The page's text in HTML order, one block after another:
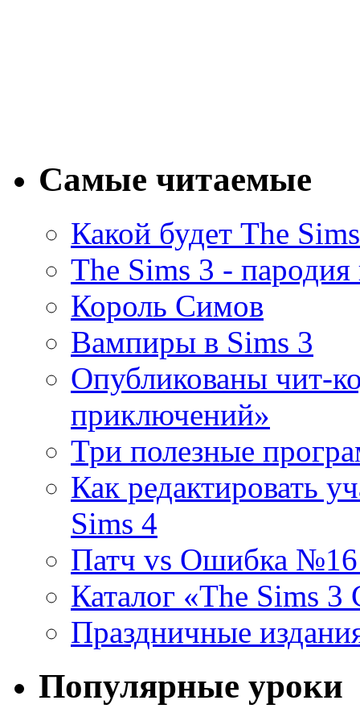
Самые читаемые
Какой будет The
The Sims 3 -
Король Симов
Вампиры в Sims 3
Опубликованы чит-
приключений»
Три полезные
Как редактировать
Sims 4
Патч vs Ошибка №16
Каталог «The Sims
Праздничные
Популярные уроки